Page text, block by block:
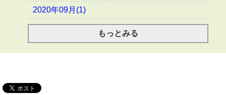
2020年09月(1)
もっとみる